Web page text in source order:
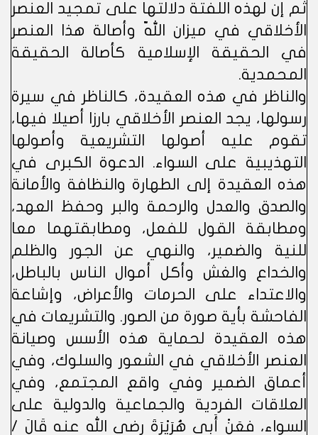
ثم إن لهذه اللفتة دلالتها على تمجيد العنصر
الأخلاقي في ميزان اللّه وأصالة هذا العنصر
في الحقيقة الإسلامية كأصالة الحقيقة
المحمدية.
والناظر في هذه العقيدة، كالناظر في سيرة
رسولها، يجد العنصر الأخلاقي بارزا أصيلا فيها،
تقوم عليه أصولها التشريعية وأصولها
التهذيبية على السواء. الدعوة الكبرى في
هذه العقيدة إلى الطهارة والنظافة والأمانة
والصدق والعدل والرحمة والبر وحفظ العهد،
ومطابقة القول للفعل، ومطابقتهما معا
للنية والضمير، والنهي عن الجور والظلم
والخداع والغش وأكل أموال الناس بالباطل،
والاعتداء على الحرمات والأعراض، وإشاعة
الفاحشة بأية صورة من الصور. والتشريعات في
هذه العقيدة لحماية هذه الأسس وصيانة
العنصر الأخلاقي في الشعور والسلوك، وفي
أعماق الضمير وفي واقع المجتمع، وفي
العلاقات الفردية والجماعية والدولية على
السواء، فعَنْ أَبِى هُرَيْرَةَ رضي الله عنه قَالَ /